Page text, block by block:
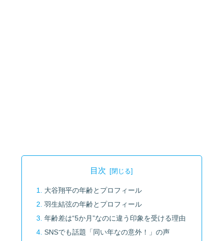
目次
大谷翔平の年齢とプロフィール
羽生結弦の年齢とプロフィール
年齢差は“5か月”なのに違う印象を受ける理由
SNSでも話題「同い年なの意外！」の声